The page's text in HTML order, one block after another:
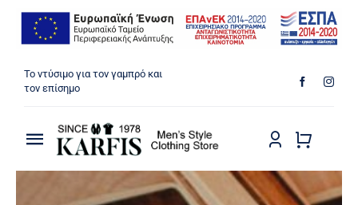
Μετάβαση
Το ντύσιμο για τον γαμπρό και
τον επίσημο
Toggle
Navigation